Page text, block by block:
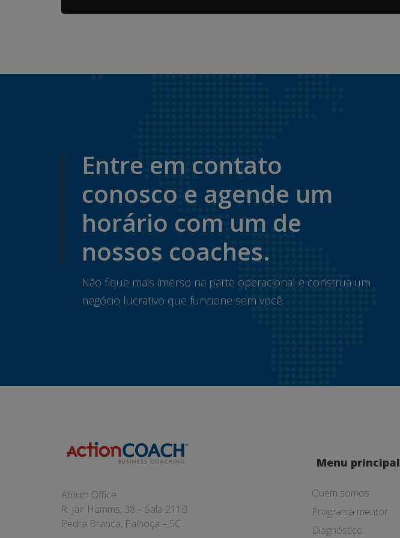
Entre em contato
conosco e agende um
horário com um de
nossos coaches.
Não fique mais imerso na parte operacional e construa um
negócio lucrativo que funcione sem você.
Atrium Office
R. Jair Hamms, 38 – Sala 211B
Pedra Branca, Palhoça – SC
Menu principal
Quem somos
Programa mentor
Diagnóstico